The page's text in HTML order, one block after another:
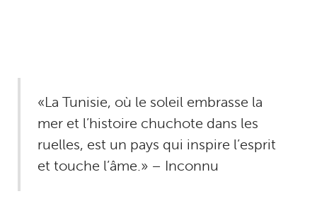
«La Tunisie, où le soleil embrasse la
mer et l’histoire chuchote dans les
ruelles, est un pays qui inspire l’esprit
et touche l’âme.» – Inconnu